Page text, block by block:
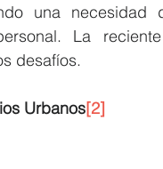
una
La
desafíos.
Urbanos[2]